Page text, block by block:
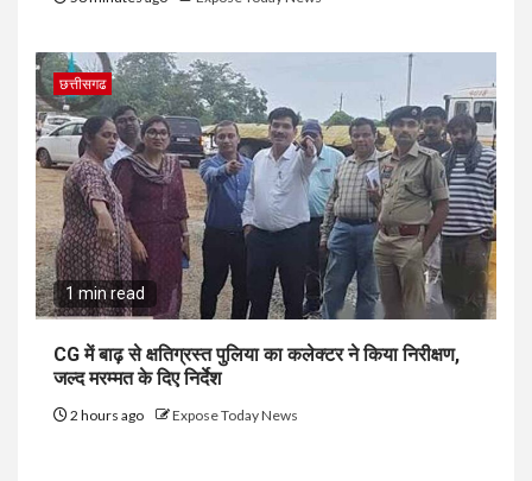
छत्तीसगढ
1 min read
CG में बाढ़ से क्षतिग्रस्त पुलिया का कलेक्टर ने किया निरीक्षण,
जल्द मरम्मत के दिए निर्देश
2 hours ago Expose Today News